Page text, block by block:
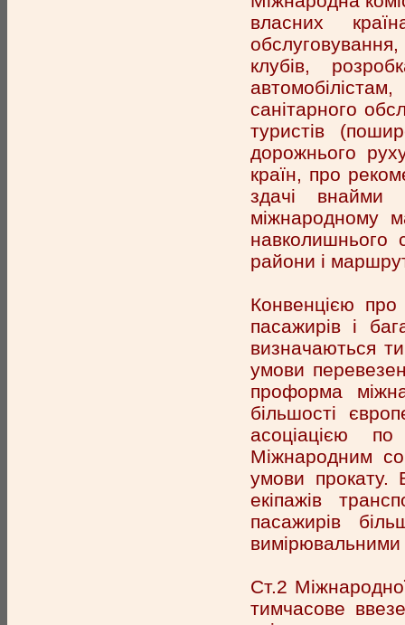
власних
клубів,
санітарного
туристів
дорожнього
країн, про
здачі внайми
міжнародному
навколишнього
райони і
Конвенцією про
пасажирів і
визначаються
умови
проформа
більшості
асоціацією
Міжнародним
умови прокату.
екіпажів
пасажирів
Ст.2
тимчасове